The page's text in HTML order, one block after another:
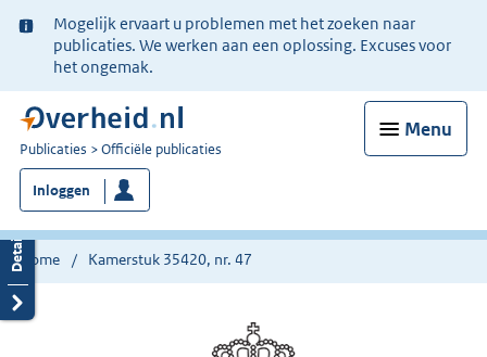
Ter
informatie:
Mogelijk ervaart u problemen met het zoeken naar
publicaties. We werken aan een oplossing. Excuses voor
het ongemak.
Menu
U
bent
nu
hier:
Publicaties Officiële publicaties
Inloggen
Home Kamerstuk 35420, nr. 47